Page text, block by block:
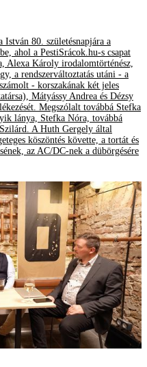
István 80. születésnapjára a
ahol a PestiSrácok.hu-s csapat
Alexa Károly irodalomtörténész,
a rendszerváltoztatás utáni - a
- korszakának két jeles
Mátyássy Andrea és Dézsy
Megszólalt továbbá Stefka
lánya, Stefka Nóra, továbbá
A Huth Gergely által
köszöntés követte, a tortát és
az AC/DC-nek a dübörgésére